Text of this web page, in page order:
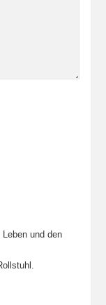
und den